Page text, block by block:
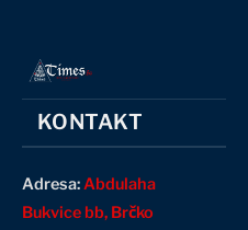
KONTAKT
Adresa:Abdulaha
Bukvice bb, Brčko